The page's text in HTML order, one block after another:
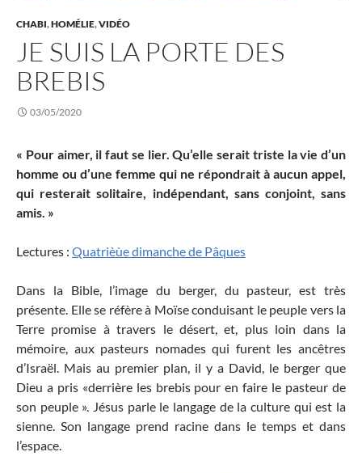
CHABI,HOMÉLIE,VIDÉO
JE SUIS LA PORTE DES
BREBIS
03/05/2020
« Pour aimer, il faut se lier. Qu’elle serait triste la vie d’un
homme ou d’une femme qui ne répondrait à aucun appel,
qui resterait solitaire, indépendant, sans conjoint, sans
amis. »
Lectures : Quatrièùe dimanche de Pâques
Dans la Bible, l’image du berger, du pasteur, est très
présente. Elle se réfère à Moïse conduisant le peuple vers la
Terre promise à travers le désert, et, plus loin dans la
mémoire, aux pasteurs nomades qui furent les ancêtres
d’Israël. Mais au premier plan, il y a David, le berger que
Dieu a pris «derrière les brebis pour en faire le pasteur de
son peuple ». Jésus parle le langage de la culture qui est la
sienne. Son langage prend racine dans le temps et dans
l’espace.